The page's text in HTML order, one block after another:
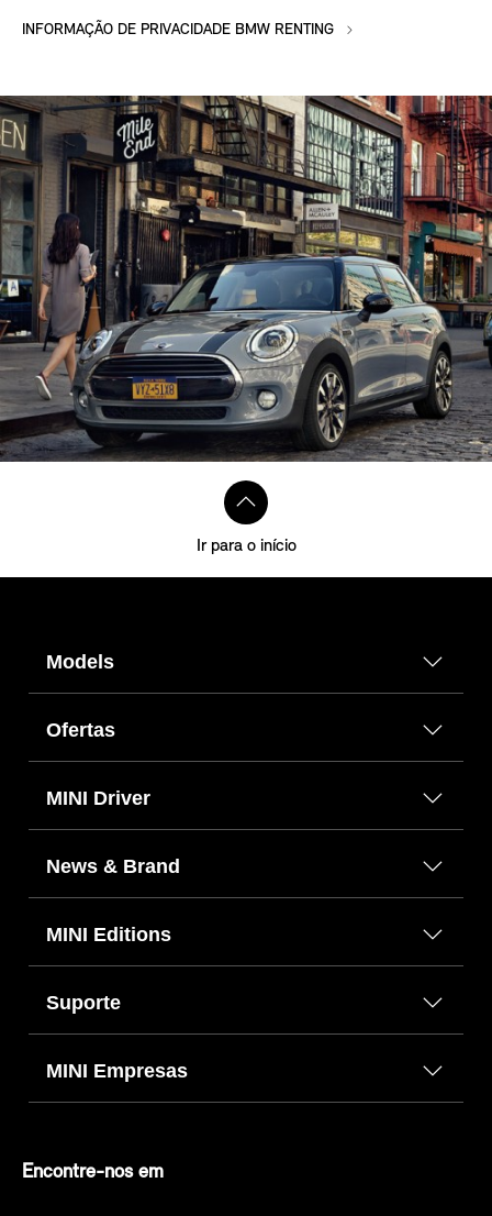
INFORMAÇÃO DE PRIVACIDADE BMW RENTING
Ir para o início
Models
Ofertas
MINI Driver
News & Brand
MINI Editions
Suporte
MINI Empresas
Encontre-nos em